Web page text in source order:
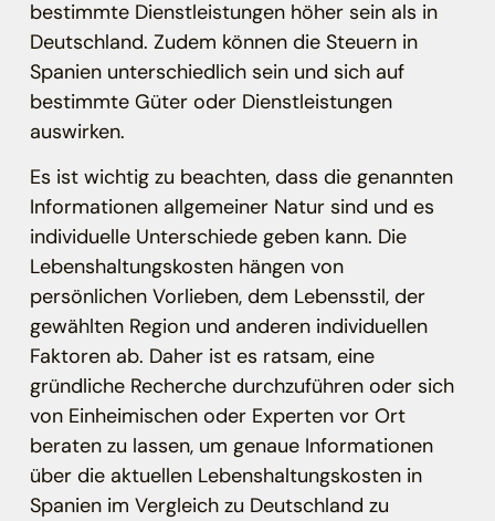
bestimmte Dienstleistungen höher sein als in
Deutschland. Zudem können die Steuern in
Spanien unterschiedlich sein und sich auf
bestimmte Güter oder Dienstleistungen
auswirken.
Es ist wichtig zu beachten, dass die genannten
Informationen allgemeiner Natur sind und es
individuelle Unterschiede geben kann. Die
Lebenshaltungskosten hängen von
persönlichen Vorlieben, dem Lebensstil, der
gewählten Region und anderen individuellen
Faktoren ab. Daher ist es ratsam, eine
gründliche Recherche durchzuführen oder sich
von Einheimischen oder Experten vor Ort
beraten zu lassen, um genaue Informationen
über die aktuellen Lebenshaltungskosten in
Spanien im Vergleich zu Deutschland zu